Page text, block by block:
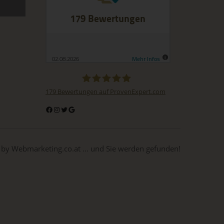
179 Bewertungen auf ProvenExpert.com
Webmarketing.co.at ... und Sie werden gefunden!